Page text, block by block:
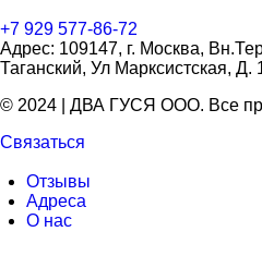
+7 929 577-86-72
Адрес: 109147, г. Москва,
Таганский, Ул Марксистская,
© 2024 | ДВА ГУСЯ OOO. Все
Связаться
Отзывы
Адреса
О нас